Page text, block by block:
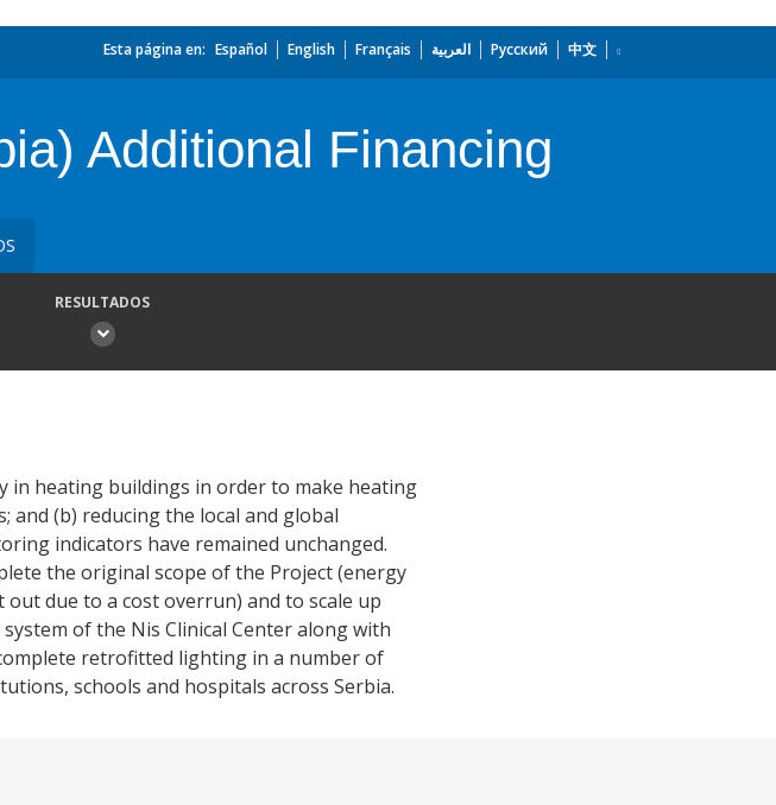
Esta página en: Español English Français العربية Русский 中文
Additional Financing
RESULTADOS
in heating buildings in order to make heating
(b) reducing the local and global
indicators have remained unchanged.
the original scope of the Project (energy
due to a cost overrun) and to scale up
of the Nis Clinical Center along with
retrofitted lighting in a number of
schools and hospitals across Serbia.